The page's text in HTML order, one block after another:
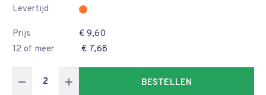
Levertijd
Prijs
€ 9,60
12 of meer
€ 7,68
BESTELLEN